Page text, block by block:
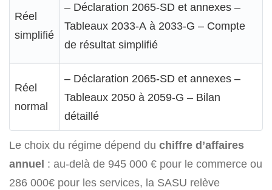
Réel
simplifié
– Déclaration 2065-SD et annexes –
Tableaux 2033-A à 2033-G – Compte
de résultat simplifié
Réel
normal
– Déclaration 2065-SD et annexes –
Tableaux 2050 à 2059-G – Bilan
détaillé
Le choix du régime dépend du chiffre d’affaires
annuel : au-delà de 945 000 € pour le commerce ou
286 000€ pour les services, la SASU relève